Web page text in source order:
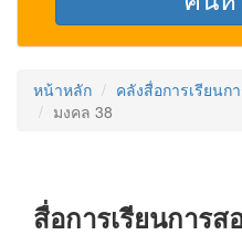
หน้าหลัก คลังสื่อการเรียนก
มงคล 38
สื่อการเรียนการส